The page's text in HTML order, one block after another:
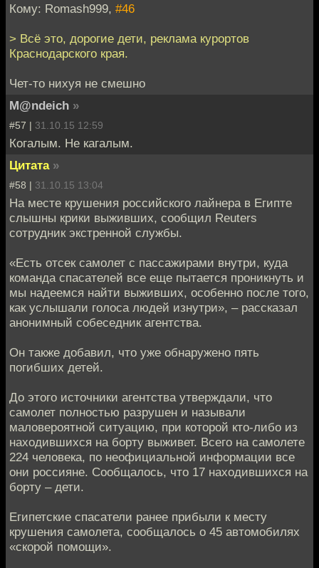
Кому: Romash999, #46
> Всё это, дорогие дети, реклама курортов
Краснодарского края.
Чет-то нихуя не смешно
M@ndeich »
#57 | 31.10.15 12:59
Когалым. Не кагалым.
Цитата »
#58 | 31.10.15 13:04
На месте крушения российского лайнера в Египте
слышны крики выживших, сообщил Reuters
сотрудник экстренной службы.
«Есть отсек самолет с пассажирами внутри, куда
команда спасателей все еще пытается проникнуть и
мы надеемся найти выживших, особенно после того,
как услышали голоса людей изнутри», – рассказал
анонимный собеседник агентства.
Он также добавил, что уже обнаружено пять
погибших детей.
До этого источники агентства утверждали, что
самолет полностью разрушен и называли
маловероятной ситуацию, при которой кто-либо из
находившихся на борту выживет. Всего на самолете
224 человека, по неофициальной информации все
они россияне. Сообщалось, что 17 находившихся на
борту – дети.
Египетские спасатели ранее прибыли к месту
крушения самолета, сообщалось о 45 автомобилях
«скорой помощи».